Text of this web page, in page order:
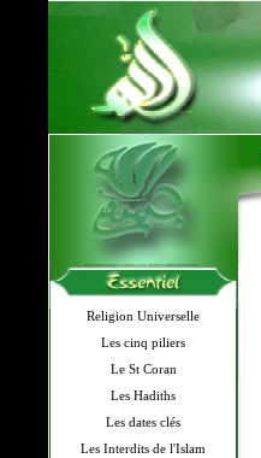
Religion Universelle
Les cinq piliers
Le St Coran
Les Hadiths
Les dates clés
Les Interdits de l'Islam